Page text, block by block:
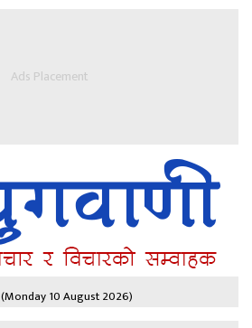
Ads Placement
(Monday 10 August 2026)